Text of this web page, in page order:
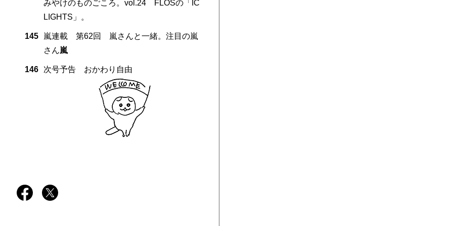
みやけのものごころ。vol.24 FLOSの「IC
LIGHTS」。
145
嵐連載 第62回 嵐さんと一緒。注目の嵐
さん嵐
146 次号予告 おかわり自由